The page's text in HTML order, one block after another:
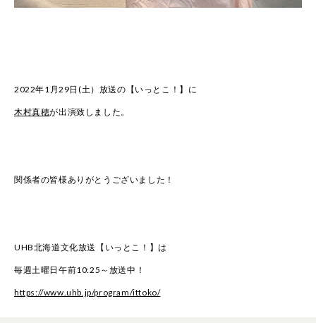
2022年1月29日(土）放送の【いっとこ！】に
木村真穂が出演致しました。
関係者の皆様ありがとうございました！
UHB北海道文化放送【いっとこ！】は
毎週土曜日午前10:25～放送中！
https://www.uhb.jp/program/ittoko/